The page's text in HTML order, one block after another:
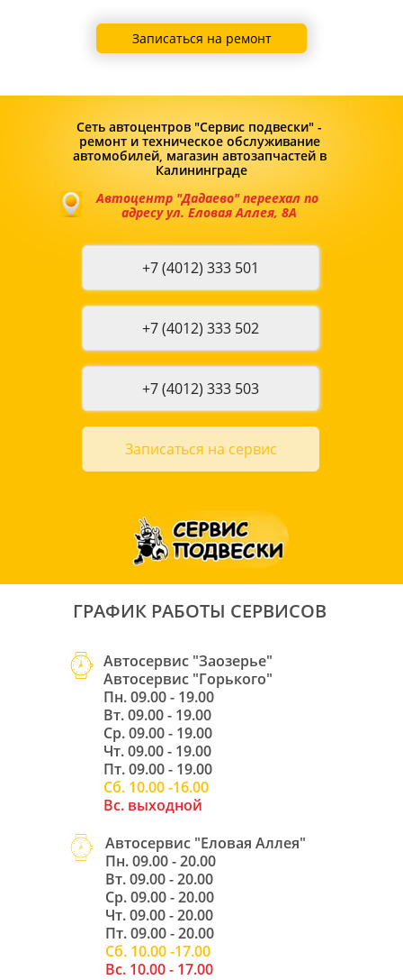
Записаться на ремонт
Сеть автоцентров "Сервис подвески" -
ремонт и техническое обслуживание
автомобилей, магазин автозапчастей в
Калининграде
Автоцентр "Дадаево" переехал по
адресу ул. Еловая Аллея, 8А
+7 (4012) 333 501
Записаться на сервис
+7 (4012) 333 502
+7 (4012) 333 503
ГРАФИК РАБОТЫ СЕРВИСОВ
Автосервис "Еловая Аллея"
Пн. 09.00 - 20.00
Вт. 09.00 - 20.00
Ср. 09.00 - 20.00
Чт. 09.00 - 20.00
Пт. 09.00 - 20.00
Сб. 10.00 -17.00
Вс. 10.00 - 17.00
Автосервис "Горького"
Пн. 09.00 - 19.00
Вт. 09.00 - 19.00
Ср. 09.00 - 19.00
Чт. 09.00 - 19.00
Пт. 09.00 - 19.00
Сб. 10.00 -16.00
Вс. выходной